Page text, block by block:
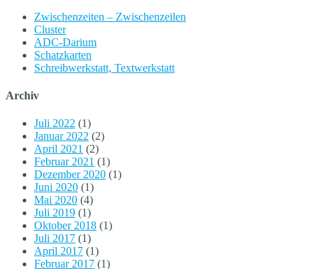
Zwischenzeiten – Zwischenzeilen
Cluster
ADC-Darium
Schatzkarten
Schreibwerkstatt, Textwerkstatt
Archiv
Juli 2022 (1)
Januar 2022 (2)
April 2021 (2)
Februar 2021 (1)
Dezember 2020 (1)
Juni 2020 (1)
Mai 2020 (4)
Juli 2019 (1)
Oktober 2018 (1)
Juli 2017 (1)
April 2017 (1)
Februar 2017 (1)